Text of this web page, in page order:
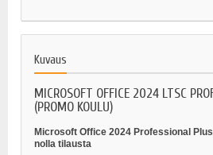
Kuvaus
MICROSOFT OFFICE 2024 LTSC
(PROMO KOULU)
Microsoft Office 2024 Professional Plus
nolla tilausta